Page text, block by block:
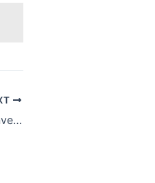
Compresor U650: Soluție pentru Inflarea Anvelopelor de Tractoare